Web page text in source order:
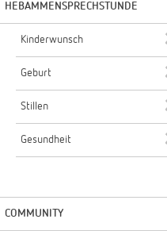
HEBAMMENSPRECHSTUNDE
Kinderwunsch
Geburt
Stillen
Gesundheit
COMMUNITY